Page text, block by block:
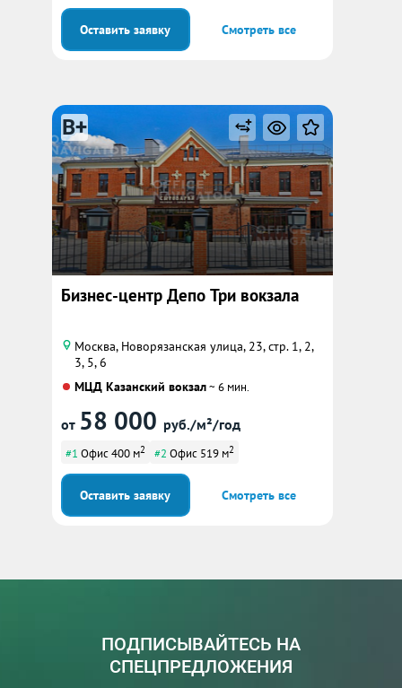
Оставить заявку Смотреть все
B+
Бизнес-центр Депо Три вокзала
Москва, Новорязанская улица, 23, стр. 1, 2,
3, 5, 6
МЦД Казанский вокзал~ 6 мин.
от 58 000 руб./м²/год
#1 Офис 400 м2 #2 Офис 519 м2
Оставить заявку Смотреть все
ПОДПИСЫВАЙТЕСЬ НА
СПЕЦПРЕДЛОЖЕНИЯ